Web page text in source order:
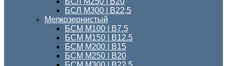
БСЛ М300 | B22,5
Мелкозернистый
БСМ M100 | B7.5
БСМ M150 | B12.5
БСМ М200 | В15
БСМ М250 | В20